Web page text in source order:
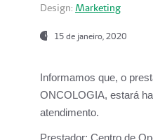
Design: Marketing
15 de janeiro, 2020
Informamos que, o
ONCOLOGIA, estará
atendimento.